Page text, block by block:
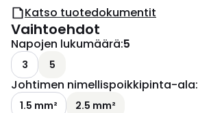
Katso tuotedokumentit
Vaihtoehdot
Napojen lukumäärä:5
3 5
Johtimen nimellispoikkipinta-ala:
1.5 mm² 2.5 mm²